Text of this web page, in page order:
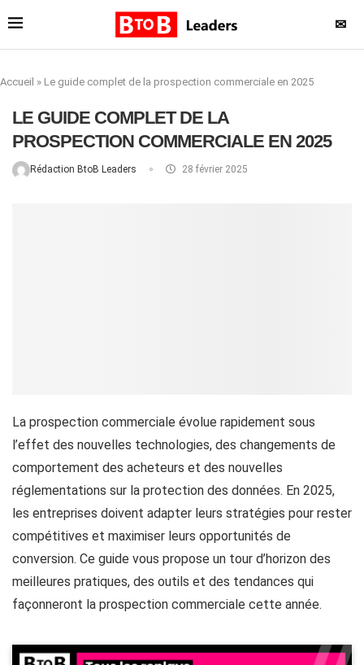
✉
Accueil » Le guide complet de la prospection commerciale en 2025
LE GUIDE COMPLET DE LA
PROSPECTION COMMERCIALE EN 2025
Rédaction BtoB Leaders 28 février 2025
La prospection commerciale évolue rapidement sous
l’effet des nouvelles technologies, des changements de
comportement des acheteurs et des nouvelles
réglementations sur la protection des données. En 2025,
les entreprises doivent adapter leurs stratégies pour rester
compétitives et maximiser leurs opportunités de
conversion. Ce guide vous propose un tour d’horizon des
meilleures pratiques, des outils et des tendances qui
façonneront la prospection commerciale cette année.